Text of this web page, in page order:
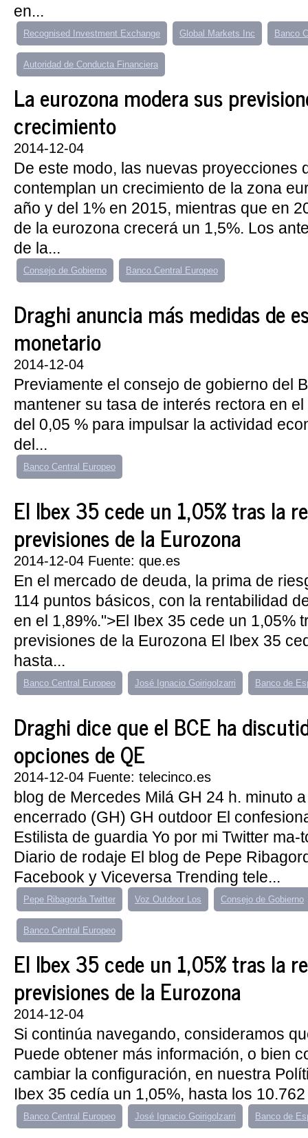
en...
Recognised Investment Exchange Global Markets Inc Banco
Autoridad de Conducta Financiera
La eurozona modera sus
crecimiento
2014-12-04
De este modo, las nuevas proyecciones
contemplan un crecimiento de la zona
año y del 1% en 2015, mientras que en
de la eurozona crecerá un 1,5%. Los
de la...
Consejo de Gobierno Banco Central Europeo
Draghi anuncia más medidas de
monetario
2014-12-04
Previamente el consejo de gobierno del
mantener su tasa de interés rectora en
del 0,05 % para impulsar la actividad
del...
Banco Central Europeo
El Ibex 35 cede un 1,05% tras la
previsiones de la Eurozona
2014-12-04 Fuente: que.es
En el mercado de deuda, la prima de
114 puntos básicos, con la rentabilidad
en el 1,89%.">El Ibex 35 cede un 1,05%
previsiones de la Eurozona El Ibex 35
hasta...
Banco Central Europeo José Ignacio Goirigolzarri Banco de
Draghi dice que el BCE ha
opciones de QE
2014-12-04 Fuente: telecinco.es
blog de Mercedes Milá GH 24 h. minuto
encerrado (GH) GH outdoor El
Estilista de guardia Yo por mi Twitter ma-
Diario de rodaje El blog de Pepe
Facebook y Viceversa Trending tele...
Pepe Ribagorda Twitter Voz Outdoor Los Consejo de Gobierno
Banco Central Europeo
El Ibex 35 cede un 1,05% tras la
previsiones de la Eurozona
2014-12-04
Si continúa navegando, consideramos
Puede obtener más información, o bien
cambiar la configuración, en nuestra
Ibex 35 cedía un 1,05%, hasta los
Banco Central Europeo José Ignacio Goirigolzarri Banco de